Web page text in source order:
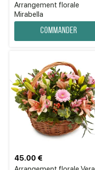
Arrangement florale
Mirabella
Commander
45.00 €